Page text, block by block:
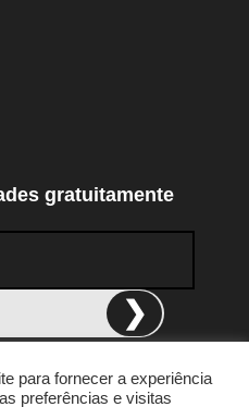
gratuitamente
para fornecer a experiência
preferências e visitas